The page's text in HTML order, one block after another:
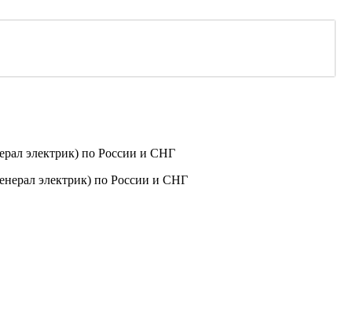
электрик) по России и СНГ